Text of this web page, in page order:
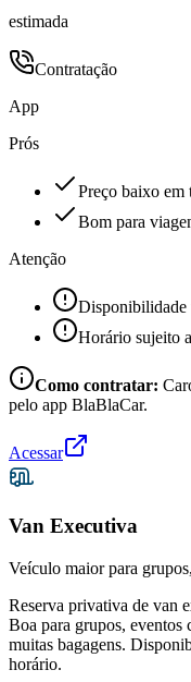
estimada
Contratação
App
Prós
Preço baixo em
Bom para
Atenção
Disponibilidade
Horário sujeito
Como contratar:
pelo app BlaBlaCar.
Acessar
Van Executiva
Veículo maior para
Reserva privativa de van
Boa para grupos,
muitas bagagens.
horário.